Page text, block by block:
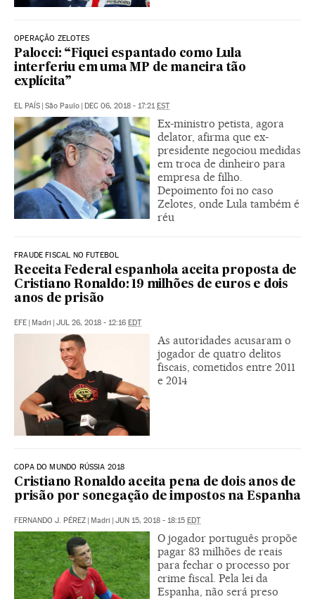
OPERAÇÃO ZELOTES
Palocci: “Fiquei espantado como Lula
interferiu em uma MP de maneira tão
explícita”
EL PAÍS | São Paulo | DEC 06, 2018 - 17:21EST
Ex-ministro petista, agora
delator, afirma que ex-
presidente negociou medidas
em troca de dinheiro para
empresa de filho.
Depoimento foi no caso
Zelotes, onde Lula também é
réu
FRAUDE FISCAL NO FUTEBOL
Receita Federal espanhola aceita proposta de
Cristiano Ronaldo: 19 milhões de euros e dois
anos de prisão
EFE | Madri | JUL 26, 2018 - 12:16 EDT
As autoridades acusaram o
jogador de quatro delitos
fiscais, cometidos entre 2011
e 2014
COPA DO MUNDO RÚSSIA 2018
Cristiano Ronaldo aceita pena de dois anos de
prisão por sonegação de impostos na Espanha
FERNANDO J. PÉREZ | Madri | JUN 15, 2018 - 18:15 EDT
O jogador português propõe
pagar 83 milhões de reais
para fechar o processo por
crime fiscal. Pela lei da
Espanha, não será preso